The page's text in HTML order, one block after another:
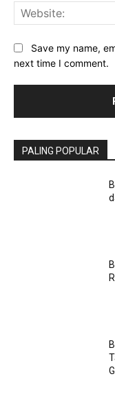
Save my name,
next time I comment.
PALING POPULAR